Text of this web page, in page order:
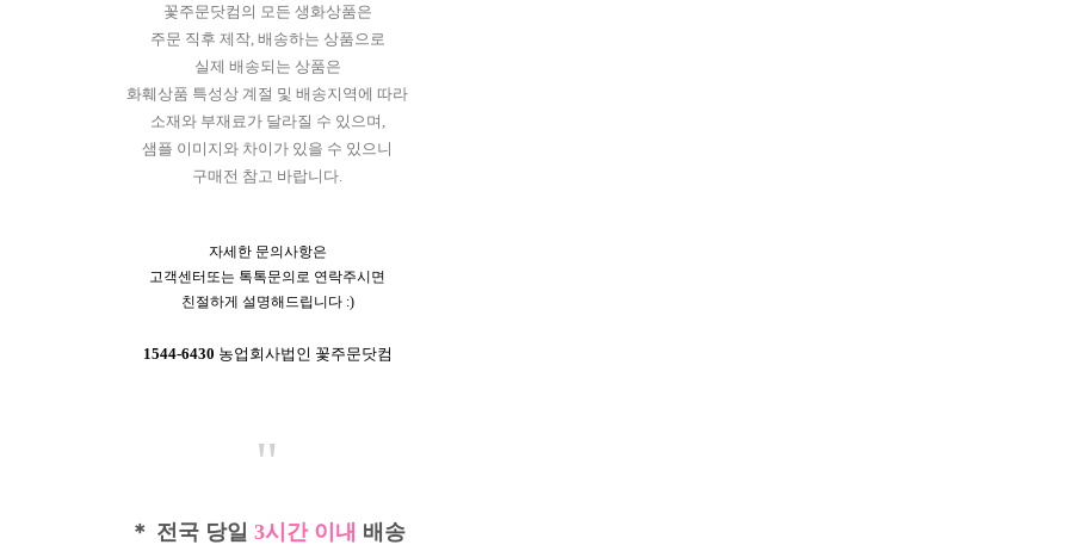
꽃주문닷컴의 모든 생화상품은
주문 직후 제작, 배송하는 상품으로
실제 배송되는 상품은
화훼상품 특성상 계절 및 배송지역에 따라
소재와 부재료가 달라질 수 있으며,
샘플 이미지와 차이가 있을 수 있으니
구매전 참고 바랍니다.
자세한 문의사항은
고객센터또는 톡톡문의로 연락주시면
친절하게 설명해드립니다 :)
1544-6430 농업회사법인 꽃주문닷컴
"
＊ 전국 당일 3시간 이내 배송